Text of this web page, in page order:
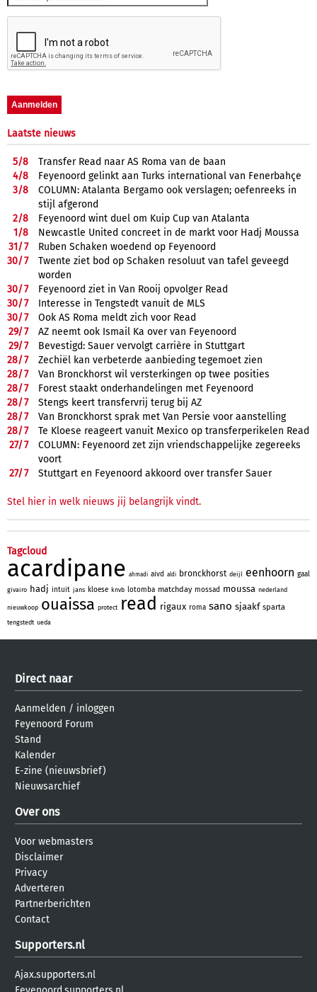
Laatste nieuws
5/8
Transfer Read naar AS Roma van de baan
4/8
Feyenoord gelinkt aan Turks international van Fenerbahçe
3/8
COLUMN: Atalanta Bergamo ook verslagen; oefenreeks in
stijl afgerond
2/8
Feyenoord wint duel om Kuip Cup van Atalanta
1/8
Newcastle United concreet in de markt voor Hadj Moussa
31/7
Ruben Schaken woedend op Feyenoord
30/7
Twente ziet bod op Schaken resoluut van tafel geveegd
worden
30/7
Feyenoord ziet in Van Rooij opvolger Read
30/7
Interesse in Tengstedt vanuit de MLS
30/7
Ook AS Roma meldt zich voor Read
29/7
AZ neemt ook Ismail Ka over van Feyenoord
29/7
Bevestigd: Sauer vervolgt carrière in Stuttgart
28/7
Zechiël kan verbeterde aanbieding tegemoet zien
28/7
Van Bronckhorst wil versterkingen op twee posities
28/7
Forest staakt onderhandelingen met Feyenoord
28/7
Stengs keert transfervrij terug bij AZ
28/7
Van Bronckhorst sprak met Van Persie voor aanstelling
28/7
Te Kloese reageert vanuit Mexico op transferperikelen Read
27/7
COLUMN: Feyenoord zet zijn vriendschappelijke zegereeks
voort
27/7 Stuttgart en Feyenoord akkoord over transfer Sauer
Stel hier in welk nieuws jij belangrijk vindt.
Tagcloud
acardipane ahmadi aivd aldi bronckhorst deijl eenhoorn gaal
givairo hadj intuit jans kloese knvb lotomba matchday mossad moussa nederland
nieuwkoop ouaissa protect read rigaux roma sano sjaakf sparta
tengstedt ueda
Direct naar
Aanmelden / inloggen
Feyenoord Forum
Stand
Kalender
E-zine (nieuwsbrief)
Nieuwsarchief
Over ons
Voor webmasters
Disclaimer
Privacy
Adverteren
Partnerberichten
Contact
Supporters.nl
Ajax.supporters.nl